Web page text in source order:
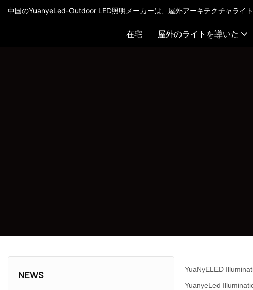
中国のYuanyeLed-Outdoor LED照明メーカーは、屋外アーキテクチャライト
在宅 屋外のライトを導いた
NEWS
YuaNyELED
YuanyeLed